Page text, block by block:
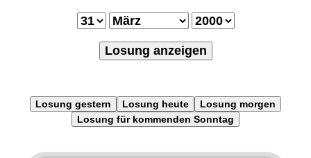
Losung anzeigen
Losung gestern Losung heute
Losung morgen
Losung für kommenden Sonntag